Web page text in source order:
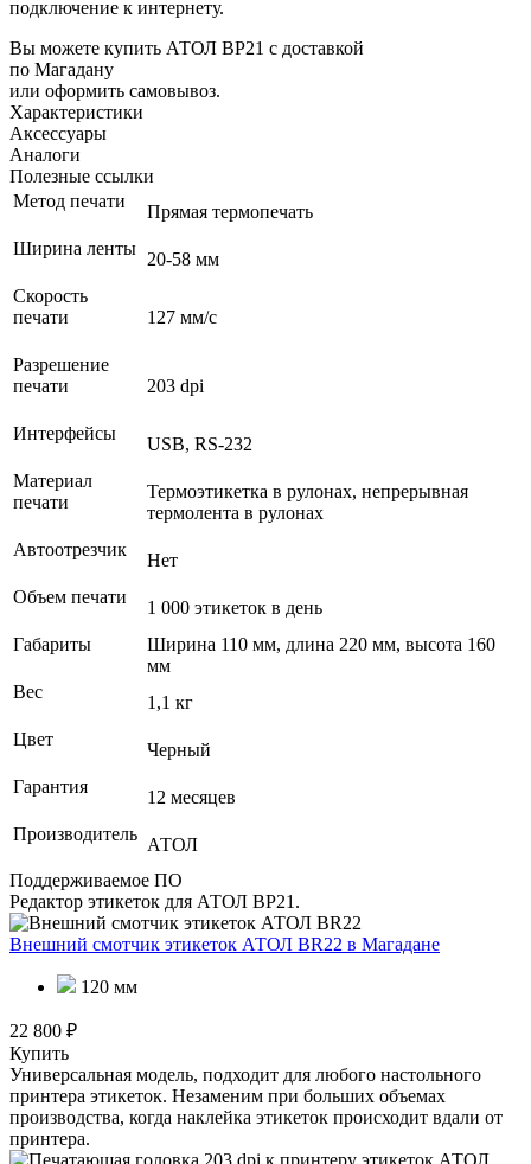
подключение к интернету.
Вы можете купить АТОЛ BP21 с доставкой
по Магадану
или оформить самовывоз.
Характеристики
Аксессуары
Аналоги
Полезные ссылки
Метод печати
Прямая термопечать
Ширина ленты
20-58 мм
Скорость
печати
127 мм/с
Разрешение
печати
203 dpi
Интерфейсы
USB, RS-232
Материал
печати
Термоэтикетка в рулонах, непрерывная
термолента в рулонах
Автоотрезчик
Нет
Объем печати
1 000 этикеток в день
Габариты
Ширина 110 мм, длина 220 мм, высота 160
мм
Вес
1,1 кг
Цвет
Черный
Гарантия
12 месяцев
Производитель
АТОЛ
Поддерживаемое ПО
Редактор этикеток для АТОЛ BP21.
Внешний смотчик этикеток АТОЛ BR22 в Магадане
120 мм
22 800 ₽
Купить
Универсальная модель, подходит для любого настольного
принтера этикеток. Незаменим при больших объемах
производства, когда наклейка этикеток происходит вдали от
принтера.